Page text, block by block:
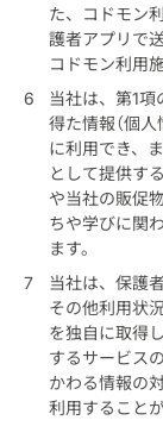
た、コドモン
護者アプリで
コドモン利用
当社は、第1
得た情報（個
に利用でき、
として提供す
や当社の販促
ちや学びに関
ます。
当社は、保護
その他利用状
を独自に取得
するサービス
かわる情報の
利用すること